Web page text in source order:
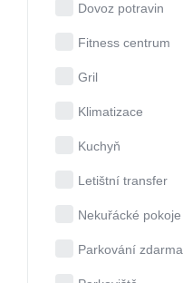
Dovoz potravin
Fitness centrum
Gril
Klimatizace
Kuchyň
Letištní transfer
Nekuřácké pokoje
Parkování zdarma